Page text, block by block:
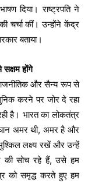
दिया। राष्ट्रपति ने
चर्चा कीं। उन्होंने केंद्र
बताया।
होंगे
और सैन्य रूप से
करने पर जोर दे रहा
है। भारत का लोकतंत्र
अमर थी, अमर है और
मुश्किल लक्ष्य रखें और उन्हें
की सोच रहे हैं, उसे हम
को समृद्ध करते हुए हम